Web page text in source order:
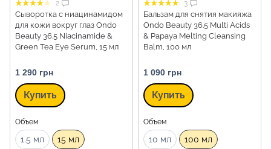
2
Сыворотка с ниацинамидом
для кожи вокруг глаз Ondo
Beauty 36.5 Niacinamide &
Green Tea Eye Serum, 15 мл
1 290 грн
Купить
Объем
1.5 мл 15 мл
3
Бальзам для снятия макияжа
Ondo Beauty 36.5 Multi Acids
& Papaya Melting Cleansing
Balm, 100 мл
1 090 грн
Купить
Объем
10 мл 100 мл